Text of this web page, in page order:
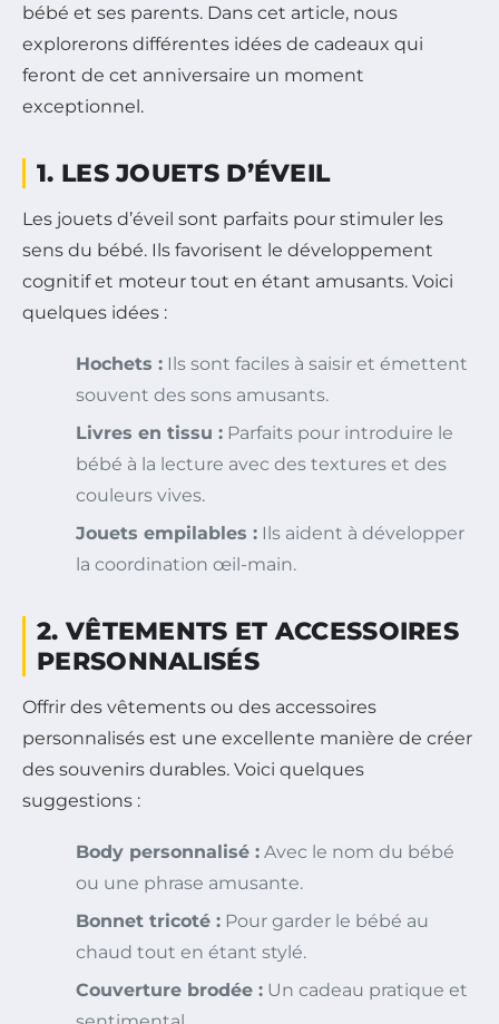
bébé et ses parents. Dans cet article, nous
explorerons différentes idées de cadeaux qui
feront de cet anniversaire un moment
exceptionnel.
1. LES JOUETS D’ÉVEIL
Les jouets d’éveil sont parfaits pour stimuler les
sens du bébé. Ils favorisent le développement
cognitif et moteur tout en étant amusants. Voici
quelques idées :
Hochets : Ils sont faciles à saisir et émettent
souvent des sons amusants.
Livres en tissu : Parfaits pour introduire le
bébé à la lecture avec des textures et des
couleurs vives.
Jouets empilables : Ils aident à développer
la coordination œil-main.
2. VÊTEMENTS ET ACCESSOIRES
PERSONNALISÉS
Offrir des vêtements ou des accessoires
personnalisés est une excellente manière de créer
des souvenirs durables. Voici quelques
suggestions :
Body personnalisé : Avec le nom du bébé
ou une phrase amusante.
Bonnet tricoté : Pour garder le bébé au
chaud tout en étant stylé.
Couverture brodée : Un cadeau pratique et